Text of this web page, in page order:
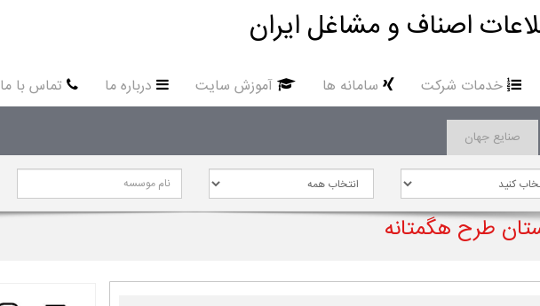
اصناف و مشاغل ایران
خدمات شرکت سامانه ها آموزش سایت درباره ما تماس با ما
صنایع جهان
طرح هگمتانه